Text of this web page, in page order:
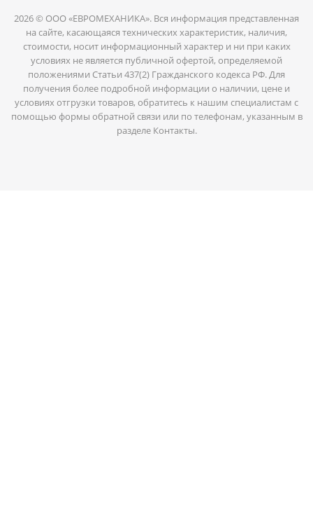
2026 © ООО «ЕВРОМЕХАНИКА». Вся информация представленная
на сайте, касающаяся технических характеристик, наличия,
стоимости, носит информационный характер и ни при каких
условиях не является публичной офертой, определяемой
положениями Статьи 437(2) Гражданского кодекса РФ. Для
получения более подробной информации о наличии, цене и
условиях отгрузки товаров, обратитесь к нашим специалистам с
помощью формы обратной связи или по телефонам, указанным в
разделе Контакты.